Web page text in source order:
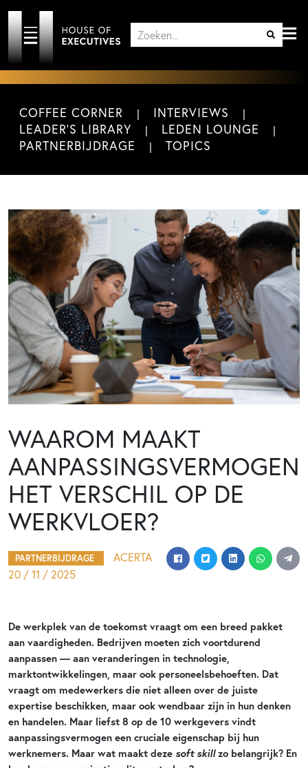
COFFEE CORNER
INTERVIEWS
LEADER'S LIBRARY
LEDEN LOUNGE
PARTNERBIJDRAGE
TOPICS
WAAROM MAAKT
AANPASSINGSVERMOGEN
HET VERSCHIL OP DE
WERKVLOER?
PARTNERBIJDRAGE
ACERTA
20 / 11 / 2025
De werkplek van de toekomst vraagt om een breed pakket
aan vaardigheden. Bedrijven moeten zich voortdurend
aanpassen — aan veranderingen in technologie,
marktontwikkelingen, maar ook personeelsbehoeften. Dat
vraagt om medewerkers die niet alleen over de juiste
expertise beschikken, maar ook wendbaar zijn in hun denken
en handelen. Maar liefst 8 op de 10 werkgevers vindt
aanpassingsvermogen een cruciale eigenschap bij hun
werknemers. Maar wat maakt deze soft skillzo belangrijk? En